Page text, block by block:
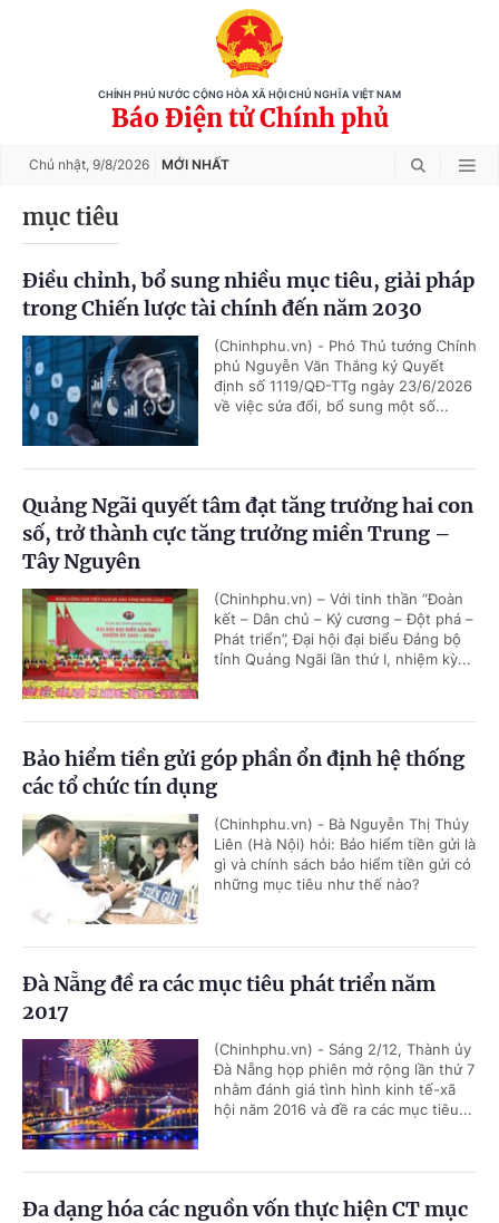
CHÍNH PHỦ NƯỚC CỘNG HÒA XÃ HỘI CHỦ NGHĨA VIỆT NAM
Báo Điện tử Chính phủ
Chủ nhật, 9/8/2026 MỚI NHẤT
mục tiêu
Điều chỉnh, bổ sung nhiều mục tiêu, giải pháp
trong Chiến lược tài chính đến năm 2030
(Chinhphu.vn) - Phó Thủ tướng Chính
phủ Nguyễn Văn Thắng ký Quyết
định số 1119/QĐ-TTg ngày 23/6/2026
về việc sửa đổi, bổ sung một số...
Quảng Ngãi quyết tâm đạt tăng trưởng hai con
số, trở thành cực tăng trưởng miền Trung –
Tây Nguyên
(Chinhphu.vn) – Với tinh thần “Đoàn
kết – Dân chủ – Kỷ cương – Đột phá –
Phát triển”, Đại hội đại biểu Đảng bộ
tỉnh Quảng Ngãi lần thứ I, nhiệm kỳ...
Bảo hiểm tiền gửi góp phần ổn định hệ thống
các tổ chức tín dụng
(Chinhphu.vn) - Bà Nguyễn Thị Thúy
Liên (Hà Nội) hỏi: Bảo hiểm tiền gửi là
gì và chính sách bảo hiểm tiền gửi có
những mục tiêu như thế nào?
Đà Nẵng đề ra các mục tiêu phát triển năm
2017
(Chinhphu.vn) - Sáng 2/12, Thành ủy
Đà Nẵng họp phiên mở rộng lần thứ 7
nhằm đánh giá tình hình kinh tế-xã
hội năm 2016 và đề ra các mục tiêu...
Đa dạng hóa các nguồn vốn thực hiện CT mục